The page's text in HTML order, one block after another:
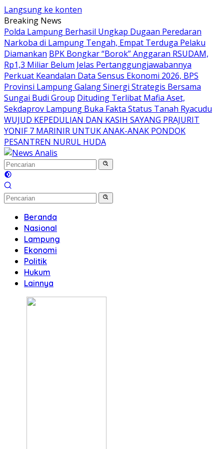
Langsung ke konten
Breaking News
Polda Lampung Berhasil Ungkap Dugaan Peredaran
Narkoba di Lampung Tengah, Empat Terduga Pelaku
Diamankan BPK Bongkar “Borok” Anggaran RSUDAM,
Rp1,3 Miliar Belum Jelas Pertanggungjawabannya
Perkuat Keandalan Data Sensus Ekonomi 2026, BPS
Provinsi Lampung Galang Sinergi Strategis Bersama
Sungai Budi Group Dituding Terlibat Mafia Aset,
Sekdaprov Lampung Buka Fakta Status Tanah Ryacudu
WUJUD KEPEDULIAN DAN KASIH SAYANG PRAJURIT
YONIF 7 MARINIR UNTUK ANAK-ANAK PONDOK
PESANTREN NURUL HUDA
Beranda
Nasional
Lampung
Ekonomi
Politik
Hukum
Lainnya